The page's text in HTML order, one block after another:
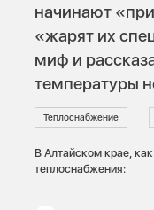
начинают
«жарят их
миф и
температуры
Теплоснабжение
В Алтайском крае,
теплоснабжения: